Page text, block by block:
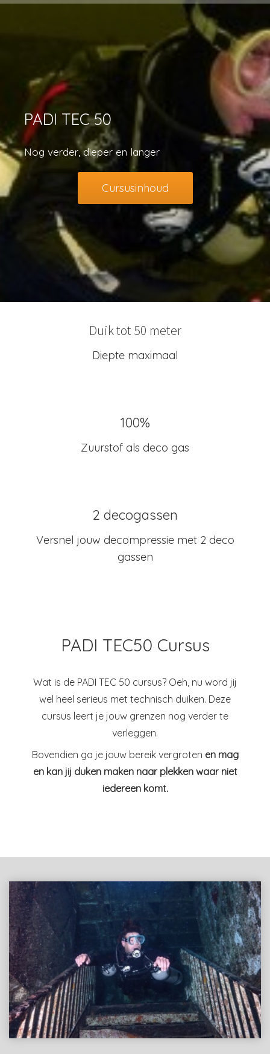
PADI TEC 50
Nog verder, dieper en langer
Cursusinhoud
Duik tot 50 meter
Diepte maximaal
100%
Zuurstof als deco gas
2 decogassen
Versnel jouw decompressie met 2 deco
gassen
PADI TEC50 Cursus
Wat is de PADI TEC 50 cursus? Oeh, nu word jij
wel heel serieus met technisch duiken. Deze
cursus leert je jouw grenzen nog verder te
verleggen.
Bovendien ga je jouw bereik vergroten en mag
en kan jij duken maken naar plekken waar niet
iedereen komt.